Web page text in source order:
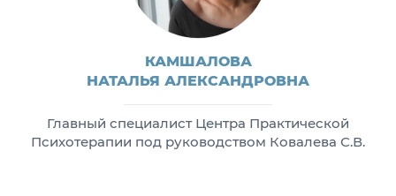
КАМШАЛОВА
НАТАЛЬЯ АЛЕКСАНДРОВНА
Главный специалист Центра Практической
Психотерапии под руководством Ковалева С.В.